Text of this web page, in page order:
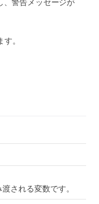
。
される変数です。